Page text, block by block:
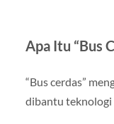
Apa Itu “Bus
“Bus cerdas”
dibantu teknologi